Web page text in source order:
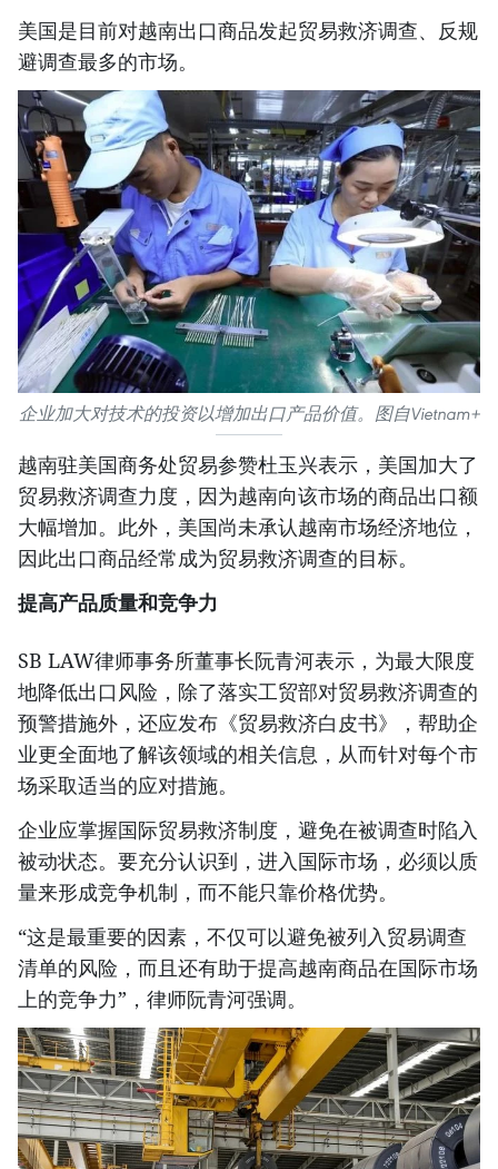
美国是目前对越南出口商品发起贸易救济调查、反规
避调查最多的市场。
企业加大对技术的投资以增加出口产品价值。图自Vietnam+
越南驻美国商务处贸易参赞杜玉兴表示，美国加大了
贸易救济调查力度，因为越南向该市场的商品出口额
大幅增加。此外，美国尚未承认越南市场经济地位，
因此出口商品经常成为贸易救济调查的目标。
提高产品质量和竞争力
SB LAW律师事务所董事长阮青河表示，为最大限度
地降低出口风险，除了落实工贸部对贸易救济调查的
预警措施外，还应发布《贸易救济白皮书》，帮助企
业更全面地了解该领域的相关信息，从而针对每个市
场采取适当的应对措施。
企业应掌握国际贸易救济制度，避免在被调查时陷入
被动状态。要充分认识到，进入国际市场，必须以质
量来形成竞争机制，而不能只靠价格优势。
“这是最重要的因素，不仅可以避免被列入贸易调查
清单的风险，而且还有助于提高越南商品在国际市场
上的竞争力”，律师阮青河强调。